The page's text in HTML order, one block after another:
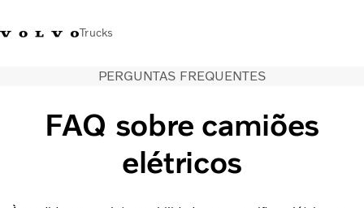
Trucks
Volvo Trucks
Nors Trucks and Buses Portugal
PERGUNTAS FREQUENTES
FAQ sobre camiões
elétricos